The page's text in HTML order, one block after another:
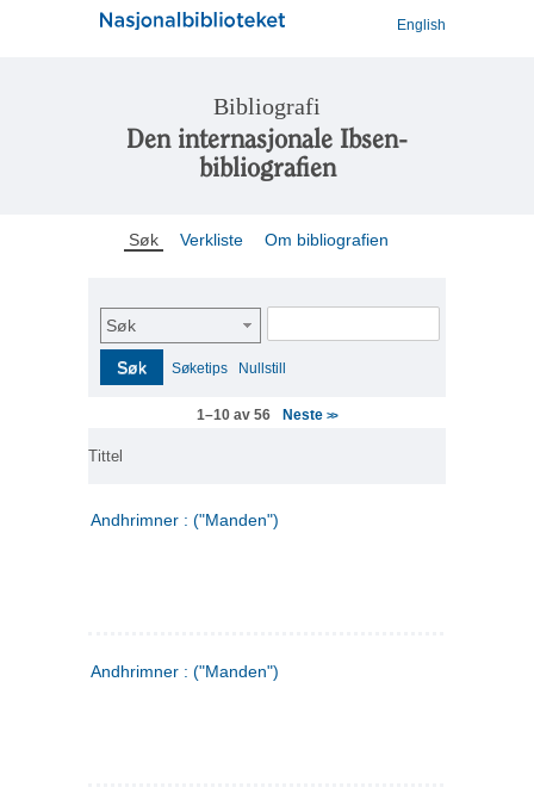
English
Bibliografi
Den internasjonale Ibsen-
bibliografien
Søk Verkliste Om bibliografien
Søk
Søk Søketips Nullstill
1–10 av 56 Neste>>
Tittel
Andhrimner : ("Manden")
Andhrimner : ("Manden")